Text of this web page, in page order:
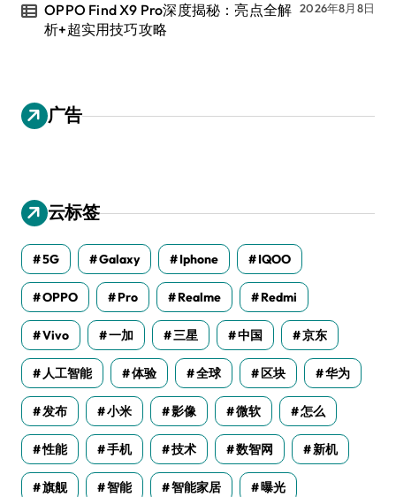
OPPO Find X9 Pro深度揭秘：亮点全解
析+超实用技巧攻略
2026年8月8日
广告
云标签
5G Galaxy Iphone IQOO
OPPO Pro Realme Redmi
Vivo 一加 三星 中国 京东
人工智能 体验 全球 区块 华为
发布 小米 影像 微软 怎么
性能 手机 技术 数智网 新机
旗舰 智能 智能家居 曝光